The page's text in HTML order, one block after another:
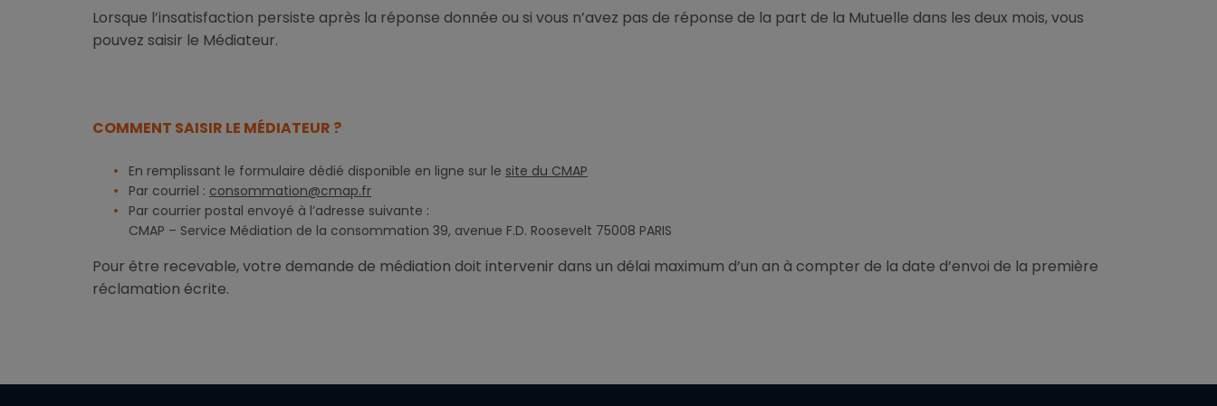
Lorsque l’insatisfaction persiste après la réponse donnée ou si vous n’avez pas de réponse de la part de la Mutuelle dans les deux mois, vous
pouvez saisir le Médiateur.
COMMENT SAISIR LE MÉDIATEUR ?
En remplissant le formulaire dédié disponible en ligne sur le site du CMAP
Par courriel : consommation@cmap.fr
Par courrier postal envoyé à l’adresse suivante :
CMAP – Service Médiation de la consommation 39, avenue F.D. Roosevelt 75008 PARIS
Pour être recevable, votre demande de médiation doit intervenir dans un délai maximum d’un an à compter de la date d’envoi de la première
réclamation écrite.